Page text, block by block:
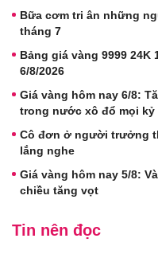
Bữa cơm tri ân những
tháng 7
Bảng giá vàng 9999 24K
6/8/2026
Giá vàng hôm nay 6/8:
trong nước xô đổ mọi kỷ
Cô đơn ở người trưởng
lắng nghe
Giá vàng hôm nay 5/8:
chiều tăng vọt
Tin nên đọc